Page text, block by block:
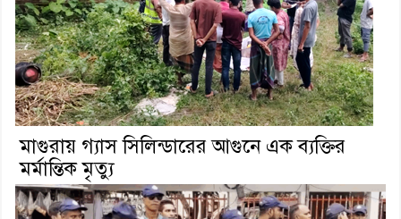
মাগুরায় গ্যাস সিলিন্ডারের আগুনে এক ব্যক্তির
মর্মান্তিক মৃত্যু